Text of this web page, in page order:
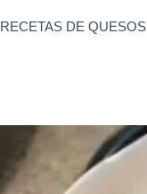
RECETAS DE QUESOS